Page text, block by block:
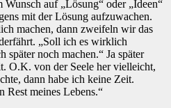
auf „Lösung“ oder „Ideen“
mit der Lösung aufzuwachen.
machen, dann zweifeln wir das
„Soll ich es wirklich
später noch machen.“ Ja später
O.K. von der Seele her vielleicht,
dann habe ich keine Zeit.
Rest meines Lebens.“